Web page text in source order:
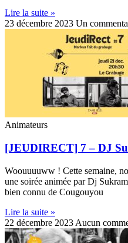
Lire la suite »
23 décembre 2023 Un
Animateurs
[JEUDIRECT] 7 – DJ
Woouuuuww ! Cette semaine,
une soirée animée par Dj
bien connu de Cougouyou
Lire la suite »
22 décembre 2023 Aucun